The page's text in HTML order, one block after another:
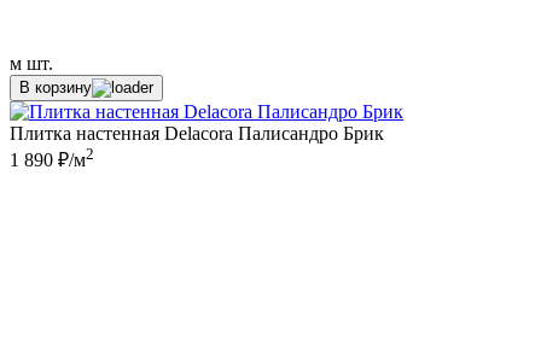
м шт.
В корзину
Плитка настенная Delacora Палисандро Брик
1 890 ₽/м2